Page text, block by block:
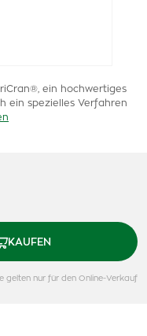
ein hochwertiges
ein spezielles Verfahren
KAUFEN
gelten nur für den Online-Verkauf